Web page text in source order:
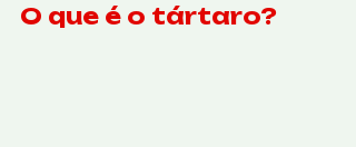
O que é o tártaro?